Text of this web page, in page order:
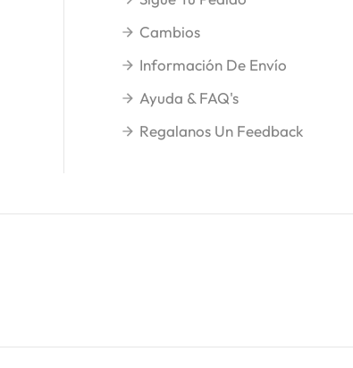
Cambios
Información De Envío
Ayuda & FAQ's
Regalanos Un Feedback